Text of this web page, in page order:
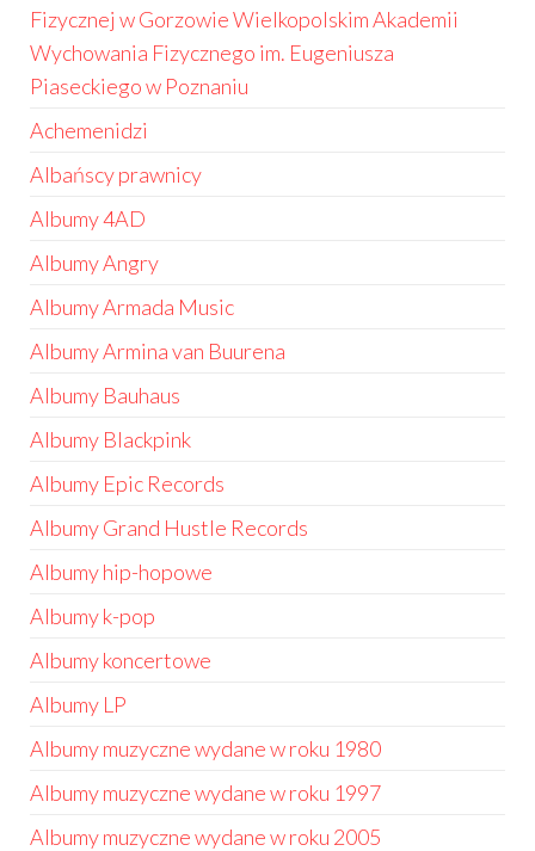
Fizycznej w Gorzowie Wielkopolskim Akademii
Wychowania Fizycznego im. Eugeniusza
Piaseckiego w Poznaniu
Achemenidzi
Albańscy prawnicy
Albumy 4AD
Albumy Angry
Albumy Armada Music
Albumy Armina van Buurena
Albumy Bauhaus
Albumy Blackpink
Albumy Epic Records
Albumy Grand Hustle Records
Albumy hip-hopowe
Albumy k-pop
Albumy koncertowe
Albumy LP
Albumy muzyczne wydane w roku 1980
Albumy muzyczne wydane w roku 1997
Albumy muzyczne wydane w roku 2005